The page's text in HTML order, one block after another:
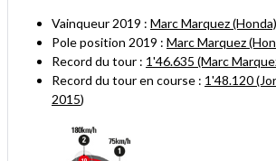
Vainqueur 2019 : Marc Marquez (Honda)
Pole position 2019 : Marc Marquez
Record du tour : 1'46.635 (Marc
Record du tour en course : 1'48.120
2015)